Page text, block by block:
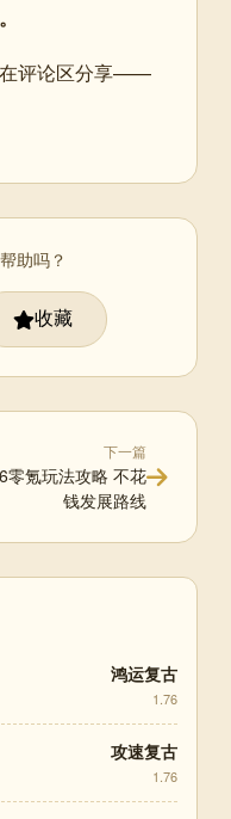
在评论区分享——
助吗？
收藏
下一篇
零氪玩法攻略 不花
钱发展路线
鸿运复古
1.76
攻速复古
1.76